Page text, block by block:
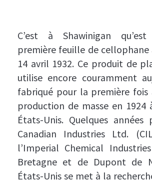
C’est à Shawinigan
première feuille de cellophane
14 avril 1932. Ce produit de
utilise encore couramment
fabriqué pour la première fois
production de masse en 1924
États-Unis. Quelques
Canadian Industries Ltd.
l’Imperial Chemical
Bretagne et de Dupont de
États-Unis se met à la